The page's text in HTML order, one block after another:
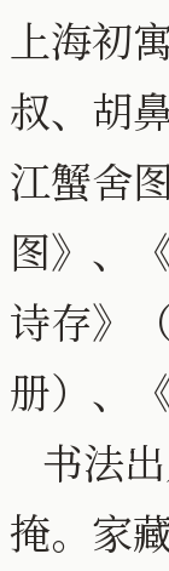
上海初
叔、胡
江蟹舍
图》、
诗存》
册）、
书法
掩。家